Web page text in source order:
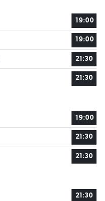
19:00
19:00
21:30
21:30
19:00
21:30
21:30
21:30